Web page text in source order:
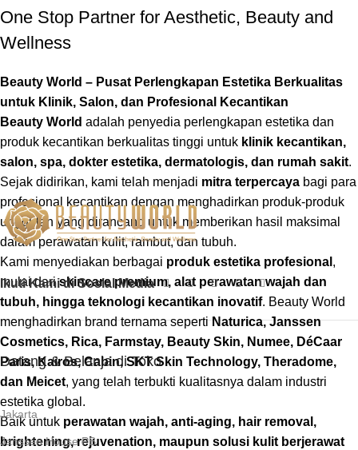
One Stop Partner for Aesthetic, Beauty and
Wellness
Beauty World – Pusat Perlengkapan Estetika Berkualitas
untuk Klinik, Salon, dan Profesional Kecantikan
Beauty World adalah penyedia perlengkapan estetika dan
produk kecantikan berkualitas tinggi untuk klinik kecantikan,
salon, spa, dokter estetika, dermatologis, dan rumah sakit.
Sejak didirikan, kami telah menjadi mitra terpercaya bagi para
profesional kecantikan dengan menghadirkan produk-produk
unggulan yang dirancang untuk memberikan hasil maksimal
dalam perawatan kulit, rambut, dan tubuh.
Kami menyediakan berbagai produk estetika profesional ,
mulai dariskincare premium, alat perawatan wajah dan
tubuh, hingga teknologi kecantikan inovatif. Beauty World
menghadirkan brand ternama sepertiNaturica, Janssen
Cosmetics, Rica, Farmstay, Beauty Skin, Numee, DéCaar
Paris, Kairos, Cabin, SKT Skin Technology, Theradome,
dan Meicet, yang telah terbukti kualitasnya dalam industri
estetika global.
Baik untuk perawatan wajah, anti-aging, hair removal,
brightening, rejuvenation, maupun solusi kulit berjerawat
Ikuti Kami di Sosial Media
Datang & Belanja di Toko
Jakarta
Janssen House PB